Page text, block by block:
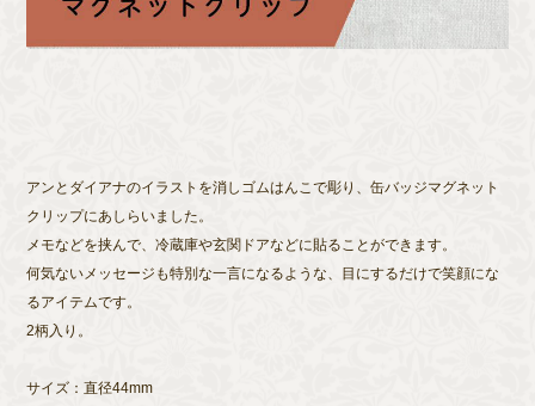
アンとダイアナのイラストを消しゴムはんこで彫り、缶バッジマグネット
クリップにあしらいました。
メモなどを挟んで、冷蔵庫や玄関ドアなどに貼ることができます。
何気ないメッセージも特別な一言になるような、目にするだけで笑顔にな
るアイテムです。
2柄入り。
サイズ：直径44mm